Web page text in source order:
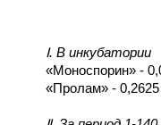
Ⅰ. В инкубатории
«Моноспорин» -
«Пролам» -